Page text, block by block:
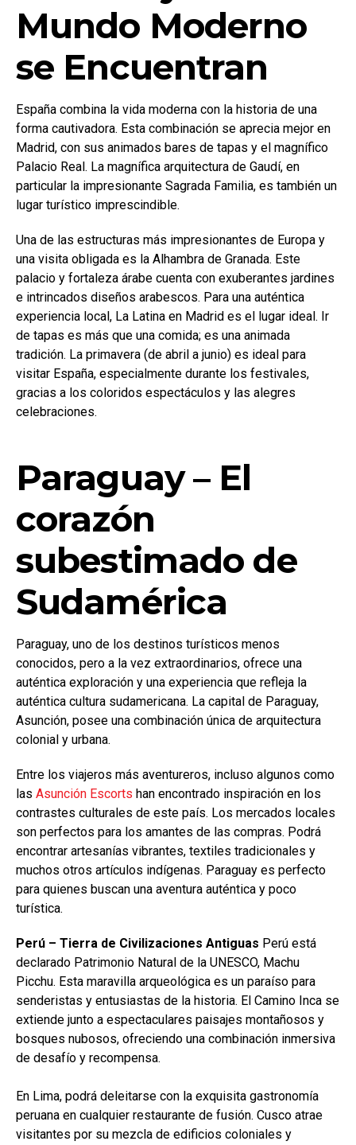
Mundo Moderno
se Encuentran
España combina la vida moderna con la historia de una
forma cautivadora. Esta combinación se aprecia mejor en
Madrid, con sus animados bares de tapas y el magnífico
Palacio Real. La magnífica arquitectura de Gaudí, en
particular la impresionante Sagrada Familia, es también un
lugar turístico imprescindible.
Una de las estructuras más impresionantes de Europa y
una visita obligada es la Alhambra de Granada. Este
palacio y fortaleza árabe cuenta con exuberantes jardines
e intrincados diseños arabescos. Para una auténtica
experiencia local, La Latina en Madrid es el lugar ideal. Ir
de tapas es más que una comida; es una animada
tradición. La primavera (de abril a junio) es ideal para
visitar España, especialmente durante los festivales,
gracias a los coloridos espectáculos y las alegres
celebraciones.
Paraguay – El
corazón
subestimado de
Sudamérica
Paraguay, uno de los destinos turísticos menos
conocidos, pero a la vez extraordinarios, ofrece una
auténtica exploración y una experiencia que refleja la
auténtica cultura sudamericana. La capital de Paraguay,
Asunción, posee una combinación única de arquitectura
colonial y urbana.
Entre los viajeros más aventureros, incluso algunos como
las Asunción Escorts han encontrado inspiración en los
contrastes culturales de este país. Los mercados locales
son perfectos para los amantes de las compras. Podrá
encontrar artesanías vibrantes, textiles tradicionales y
muchos otros artículos indígenas. Paraguay es perfecto
para quienes buscan una aventura auténtica y poco
turística.
Perú – Tierra de Civilizaciones Antiguas Perú está
declarado Patrimonio Natural de la UNESCO, Machu
Picchu. Esta maravilla arqueológica es un paraíso para
senderistas y entusiastas de la historia. El Camino Inca se
extiende junto a espectaculares paisajes montañosos y
bosques nubosos, ofreciendo una combinación inmersiva
de desafío y recompensa.
En Lima, podrá deleitarse con la exquisita gastronomía
peruana en cualquier restaurante de fusión. Cusco atrae
visitantes por su mezcla de edificios coloniales y